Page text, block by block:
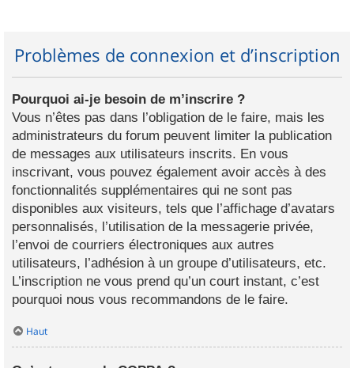
Problèmes de connexion et d’inscription
Pourquoi ai-je besoin de m’inscrire ?
Vous n’êtes pas dans l’obligation de le faire, mais les
administrateurs du forum peuvent limiter la publication
de messages aux utilisateurs inscrits. En vous
inscrivant, vous pouvez également avoir accès à des
fonctionnalités supplémentaires qui ne sont pas
disponibles aux visiteurs, tels que l’affichage d’avatars
personnalisés, l’utilisation de la messagerie privée,
l’envoi de courriers électroniques aux autres
utilisateurs, l’adhésion à un groupe d’utilisateurs, etc.
L’inscription ne vous prend qu’un court instant, c’est
pourquoi nous vous recommandons de le faire.
Haut